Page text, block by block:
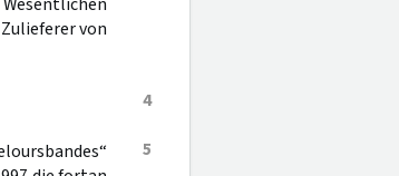
von
4
5